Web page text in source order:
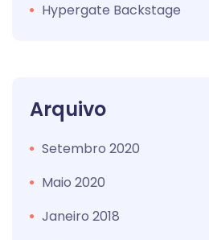
Hypergate Backstage
Arquivo
Setembro 2020
Maio 2020
Janeiro 2018